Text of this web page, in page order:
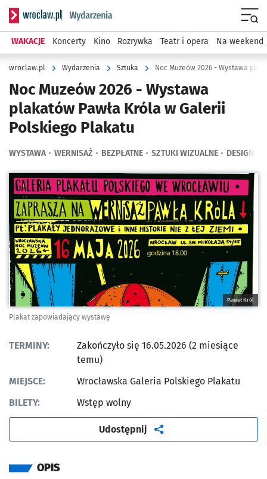
Serwis informacyjny wroclaw.pl podserwis: Wydarzenia
WAKACJE Koncerty Kino Rozrywka Teatr i opera Na weekend
wroclaw.pl Wydarzenia Sztuka Noc Muzeów 2026 - Wystawa
Noc Muzeów 2026 - Wystawa
plakatów Pawła Króla w Galerii
Polskiego Plakatu
WYSTAWA WERNISAŻ BEZPŁATNE SZTUKI WIZUALNE DESIGN
Kliknij, aby powiększyć
Paweł Król
Plakat zapowiadający wystawę
TERMINY:
Zakończyło się 16.05.2026 (2 miesiące
temu)
MIEJSCE:
Wrocławska Galeria Polskiego Plakatu
BILETY:
Wstęp wolny
Udostępnij artykuł
OPIS